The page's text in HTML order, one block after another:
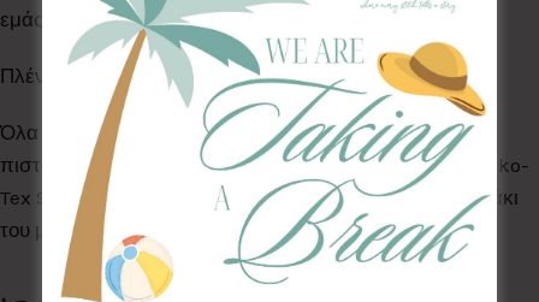
εμάς βάση διαθεσιμότητας.
Πλένεται στο πλυντήριο στους 30°C
Όλα τα Υφάσματα της συλλογής μας είναι ελεγμένα &
πιστοποιημένα για βλαβερές ουσίες σύμφωνα με το Oeko-
Tex Standard 100, κατάλληλα για το ευαίσθητο δερματάκι
του μωρού σας